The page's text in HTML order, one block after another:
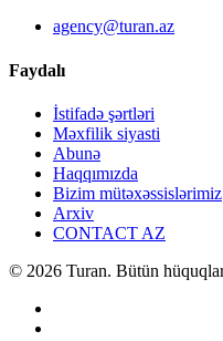
agency@turan.az
Faydalı
İstifadə şərtləri
Məxfilik siyasti
Abunə
Haqqımızda
Bizim mütəxəssislərimiz
Arxiv
CONTACT AZ
© 2026 Turan. Bütün